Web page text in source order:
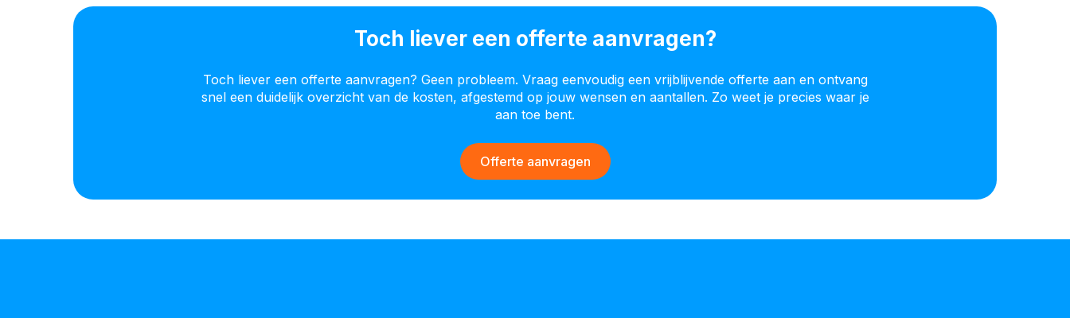
Toch liever een offerte aanvragen?
Toch liever een offerte aanvragen? Geen probleem. Vraag eenvoudig een vrijblijvende offerte aan en ontvang
snel een duidelijk overzicht van de kosten, afgestemd op jouw wensen en aantallen. Zo weet je precies waar je
aan toe bent.
Offerte aanvragen